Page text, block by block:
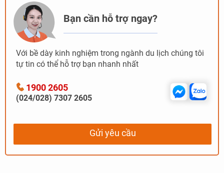
Bạn cần hỗ trợ ngay?
Với bề dày kinh nghiệm trong ngành du lịch chúng tôi
tự tin có thể hỗ trợ bạn nhanh nhất
1900 2605
(024/028) 7307 2605
Gửi yêu cầu